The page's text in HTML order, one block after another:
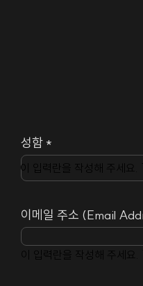
성함 *
이메일 주소 (Email
이 입력란을 작성해 주세
이 입력란을 작성해 주세요